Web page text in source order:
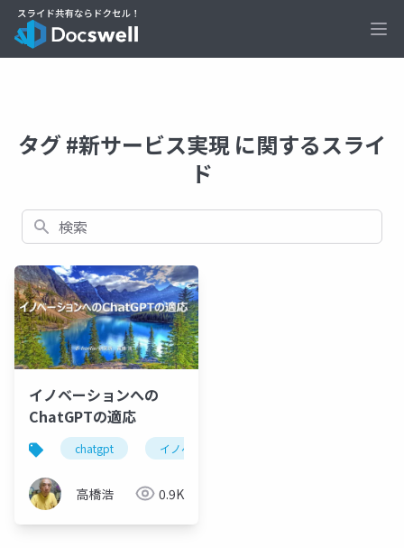
タグ #新サービス実現 に関するスライ
ド
検索
イノベーションへの
ChatGPTの適応
chatgpt イノベーション
高橋浩 0.9K